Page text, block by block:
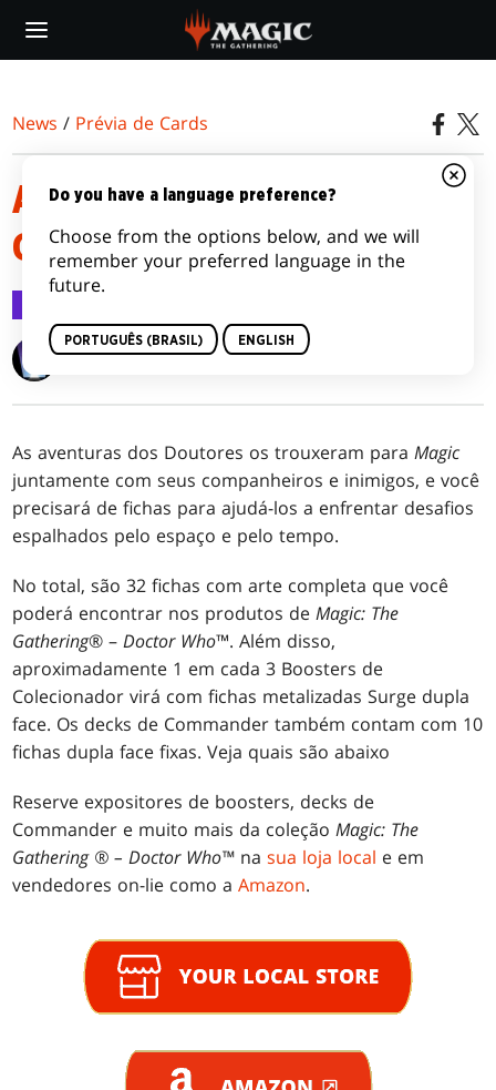
main
News / Prévia de Cards
AS FICHAS DE MAGIC: THE
GATHERING® – DOCTOR WHO™
Wizards of the Coast
As aventuras dos Doutores os trouxeram paraMagic
juntamente com seus companheiros e inimigos, e você
precisará de fichas para ajudá-los a enfrentar desafios
espalhados pelo espaço e pelo tempo.
No total, são 32 fichas com arte completa que você
poderá encontrar nos produtos deMagic: The
Gathering® –Doctor Who™. Além disso,
aproximadamente 1 em cada 3 Boosters de
Colecionador virá com fichas metalizadas Surge dupla
face. Os decks de Commander também contam com 10
fichas dupla face fixas. Veja quais são abaixo
Reserve expositores de boosters, decks de
Commander e muito mais da coleçãoMagic: The
Gathering ® – Doctor Who™ nasua loja local e em
vendedores on-lie como aAmazon.
Do you have a language preference?
Choose from the options below, and we will
remember your preferred language in the
future.
PORTUGUÊS (BRASIL) ENGLISH